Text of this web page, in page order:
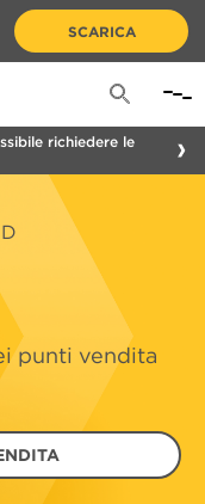
SCARICA
richiedere le
punti vendita